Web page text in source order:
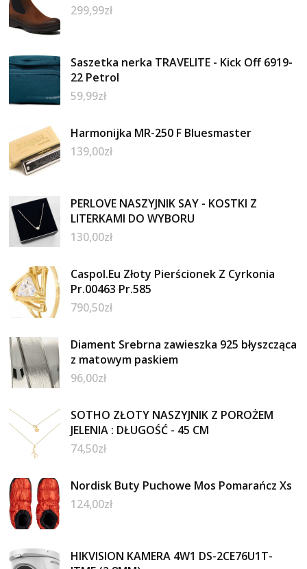
299,99zł
Saszetka nerka TRAVELITE - Kick Off 6919-
22 Petrol
59,99zł
Harmonijka MR-250 F Bluesmaster
139,00zł
PERLOVE NASZYJNIK SAY - KOSTKI Z
LITERKAMI DO WYBORU
130,00zł
Caspol.Eu Złoty Pierścionek Z Cyrkonia
Pr.00463 Pr.585
790,50zł
Diament Srebrna zawieszka 925 błyszcząca
z matowym paskiem
96,00zł
SOTHO ZŁOTY NASZYJNIK Z POROŻEM
JELENIA : DŁUGOŚĆ - 45 CM
74,50zł
Nordisk Buty Puchowe Mos Pomarańcz Xs
124,00zł
HIKVISION KAMERA 4W1 DS-2CE76U1T-